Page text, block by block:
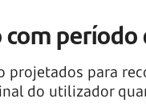
projetados para
do utilizador